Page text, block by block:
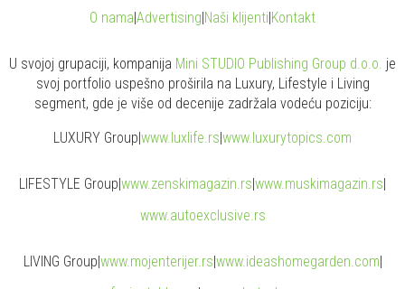
O nama|Advertising|Naši klijenti|Kontakt
U svojoj grupaciji, kompanija Mini STUDIO Publishing Group d.o.o. je
svoj portfolio uspešno proširila na Luxury, Lifestyle i Living
segment, gde je više od decenije zadržala vodeću poziciju:
LUXURY Group|www. luxlife .rs|www. luxurytopics .com
LIFESTYLE Group|www. zenskimagazin.rs|www. muskimagazin.rs|
www. autoexclusive.rs
LIVING Group|www. mojenterijer.rs|www. ideashomegarden.com|